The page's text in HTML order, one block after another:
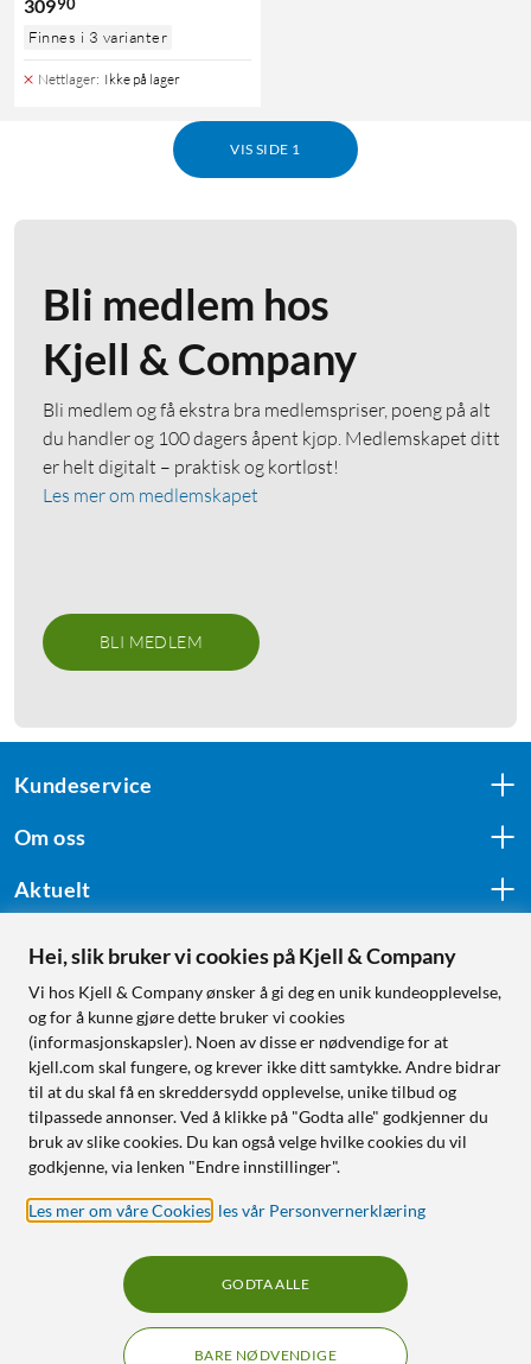
309
Finnes i 3 varianter
Nettlager: Ikke på lager
VIS SIDE 1
Bli medlem hos
Kjell & Company
Bli medlem og få ekstra bra medlemspriser, poeng på alt
du handler og 100 dagers åpent kjøp. Medlemskapet ditt
er helt digitalt – praktisk og kortløst!
Les mer om medlemskapet
BLI MEDLEM
Kundeservice
Om oss
Aktuelt
Følg oss
Handle fra:
Sverige
Norge
Hei, slik bruker vi cookies på Kjell & Company
Vi hos Kjell & Company ønsker å gi deg en unik kundeopplevelse,
og for å kunne gjøre dette bruker vi cookies
(informasjonskapsler). Noen av disse er nødvendige for at
kjell.com skal fungere, og krever ikke ditt samtykke. Andre bidrar
til at du skal få en skreddersydd opplevelse, unike tilbud og
tilpassede annonser. Ved å klikke på "Godta alle" godkjenner du
bruk av slike cookies. Du kan også velge hvilke cookies du vil
godkjenne, via lenken "Endre innstillinger".
Les mer om våre Cookies les vår Personvernerklæring
BARE NØDVENDIGE
GODTA ALLE